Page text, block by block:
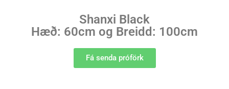
Shanxi Black
Hæð: 60cm og Breidd: 100cm
Fá senda próförk